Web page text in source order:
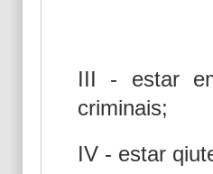
III - estar
criminais;
IV - estar